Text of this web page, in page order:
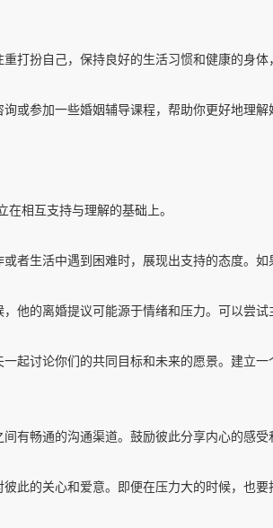
打扮自己，保持良好的生活习惯和健康的身
或参加一些婚姻辅导课程，帮助你更好地理
在相互支持与理解的基础上。
者生活中遇到困难时，展现出支持的态度。
他的离婚提议可能源于情绪和压力。可以尝
起讨论你们的共同目标和未来的愿景。建立
有畅通的沟通渠道。鼓励彼此分享内心的感
此的关心和爱意。即便在压力大的时候，也